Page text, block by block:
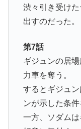
渋々引き受け
出すのだった。
第7話
ギジュンの居
力車を奪う。
するとギジュ
ンが示した条件
一方、ソダム